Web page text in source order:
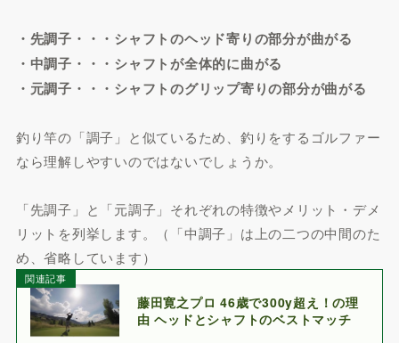
・先調子・・・シャフトのヘッド寄りの部分が曲がる
・中調子・・・シャフトが全体的に曲がる
・元調子・・・シャフトのグリップ寄りの部分が曲がる
釣り竿の「調子」と似ているため、釣りをするゴルファー
なら理解しやすいのではないでしょうか。
「先調子」と「元調子」それぞれの特徴やメリット・デメ
リットを列挙します。（「中調子」は上の二つの中間のた
め、省略しています）
関連記事
藤田寛之プロ 46歳で300y超え！の理
由 ヘッドとシャフトのベストマッチ